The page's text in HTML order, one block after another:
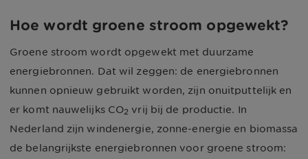
Hoe wordt groene stroom opgewekt?
Groene stroom wordt opgewekt met duurzame
energiebronnen. Dat wil zeggen: de energiebronnen
kunnen opnieuw gebruikt worden, zijn onuitputtelijk en
er komt nauwelijks CO2 vrij bij de productie. In
Nederland zijn windenergie, zonne-energie en biomassa
de belangrijkste energiebronnen voor groene stroom: